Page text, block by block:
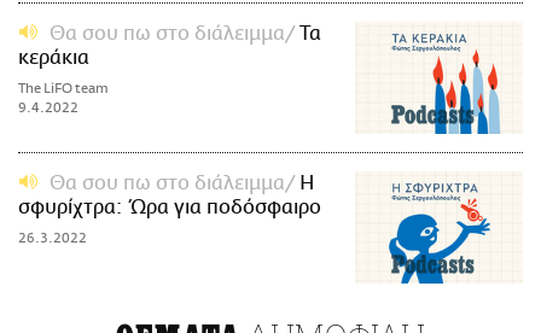
Θα σου πω στο διάλειμμα
Τα
κεράκια
The LiFO team
9.4.2022
Θα σου πω στο διάλειμμα
Η
σφυρίχτρα: Ώρα για ποδόσφαιρο
26.3.2022